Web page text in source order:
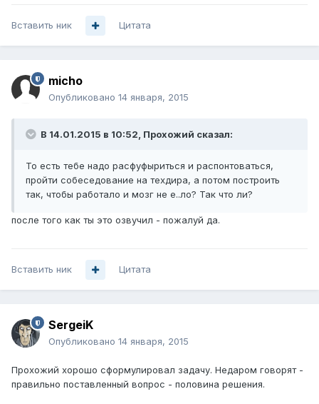
Вставить ник Цитата
micho
Опубликовано 14 января, 2015
В 14.01.2015 в 10:52, Прохожий сказал:
То есть тебе надо расфуфыриться и распонтоваться,
пройти собеседование на техдира, а потом построить
так, чтобы работало и мозг не е..ло? Так что ли?
после того как ты это озвучил - пожалуй да.
Вставить ник Цитата
SergeiK
Опубликовано 14 января, 2015
Прохожий хорошо сформулировал задачу. Недаром говорят -
правильно поставленный вопрос - половина решения.